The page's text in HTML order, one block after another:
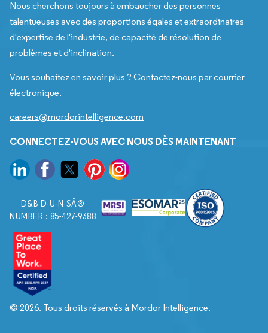
Nous cherchons toujours à embaucher des personnes
talentueuses avec des proportions égales et extraordinaires
d'expertise de l'industrie, de capacité de résolution de
problèmes et d'inclination.
Vous souhaitez en savoir plus ? Contactez-nous par courrier
électronique.
careers@mordorintelligence.com
CONNECTEZ-VOUS AVEC NOUS DÈS MAINTENANT
D&B D-U-N-SÂ®
NUMBER : 85-427-9388
© 2026. Tous droits réservés à Mordor Intelligence.